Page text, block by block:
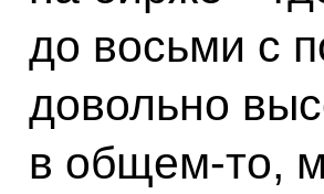
до восьми с
довольно
в общем‑то,